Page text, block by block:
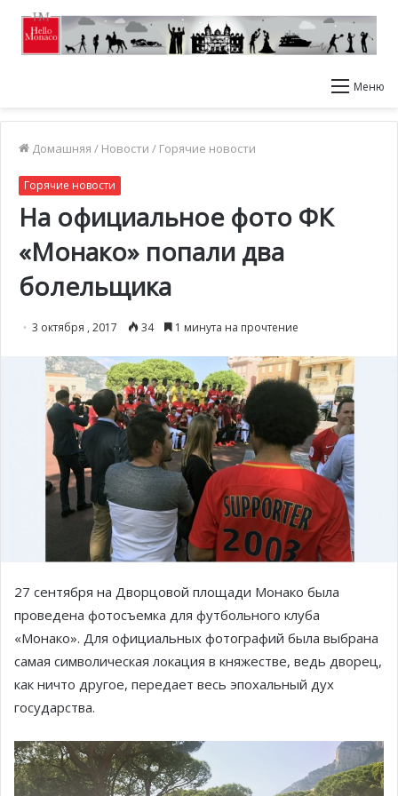
Меню
Домашняя / Новости / Горячие новости
Горячие новости
На официальное фото ФК
«Монако» попали два
болельщика
3 октября , 2017 34 1 минута на прочтение
27 сентября на Дворцовой площади Монако была
проведена фотосъемка для футбольного клуба
«Монако». Для официальных фотографий была выбрана
самая символическая локация в княжестве, ведь дворец,
как ничто другое, передает весь эпохальный дух
государства.